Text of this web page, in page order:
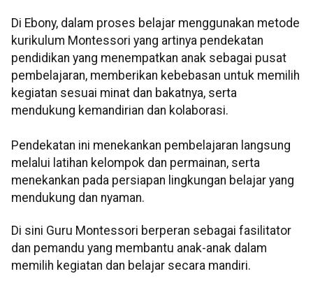
Di Ebony, dalam proses belajar menggunakan metode
kurikulum Montessori yang artinya pendekatan
pendidikan yang menempatkan anak sebagai pusat
pembelajaran, memberikan kebebasan untuk memilih
kegiatan sesuai minat dan bakatnya, serta
mendukung kemandirian dan kolaborasi.
Pendekatan ini menekankan pembelajaran langsung
melalui latihan kelompok dan permainan, serta
menekankan pada persiapan lingkungan belajar yang
mendukung dan nyaman.
Di sini Guru Montessori berperan sebagai fasilitator
dan pemandu yang membantu anak-anak dalam
memilih kegiatan dan belajar secara mandiri.